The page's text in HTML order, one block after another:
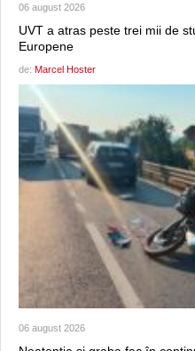
06 august 2026
UVT a atras peste trei mii de
Europene
de: Marcel Hoster
06 august 2026